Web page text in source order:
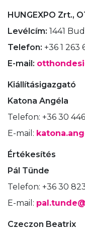
HUNGEXPO Zrt.,
Levélcím: 1441
Telefon: +36 1 263
E-mail:
Kiállításigazgató
Katona Angéla
Telefon: +36 30 446
E-mail:
Értékesítés
Pál Tünde
Telefon: +36 30
E-mail:
Czeczon Beatrix